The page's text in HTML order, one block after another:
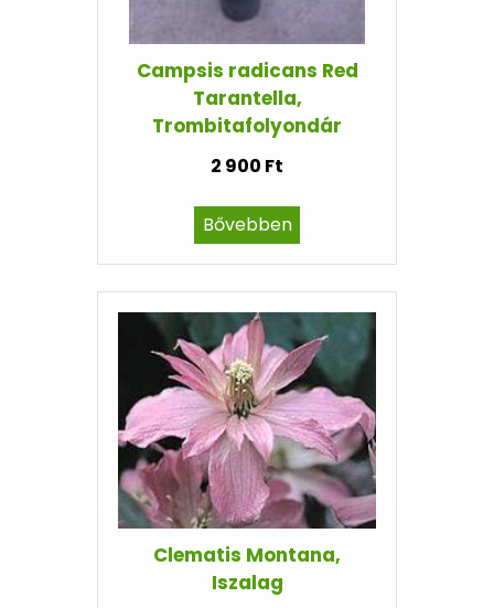
Campsis radicans Red
Tarantella,
Trombitafolyondár
2 900 Ft
Bővebben
Clematis Montana,
Iszalag